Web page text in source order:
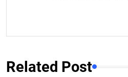
Related Post